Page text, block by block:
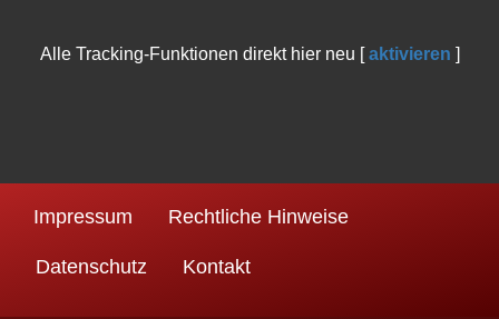
Alle Tracking-Funktionen direkt hier neu [aktivieren ]
Impressum Rechtliche Hinweise
Datenschutz Kontakt